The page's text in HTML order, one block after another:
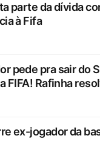
parte da dívida
à Fifa
pede pra sair do
FIFA! Rafinha
ex-jogador da